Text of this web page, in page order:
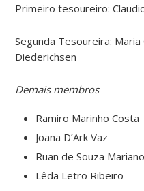
Primeiro tesoureiro:
Segunda Tesoureira:
Diederichsen
Demais membros
Ramiro Marinho Costa
Joana D’Ark Vaz
Ruan de Souza Mariano
Lêda Letro Ribeiro